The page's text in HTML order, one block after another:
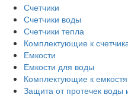
Счетчики
Счетчики воды
Счетчики тепла
Комплектующие к
Емкости
Емкости для воды
Комплектующие к
Защита от протечек воды